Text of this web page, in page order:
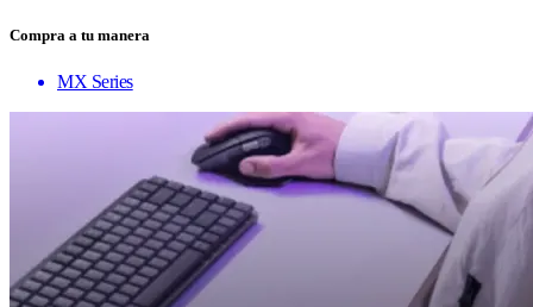
Compra a tu manera
MX Series